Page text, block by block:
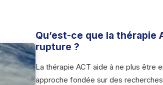
Qu’est-ce que la thérapie
rupture ?
La thérapie ACT aide à ne plus être
approche fondée sur des